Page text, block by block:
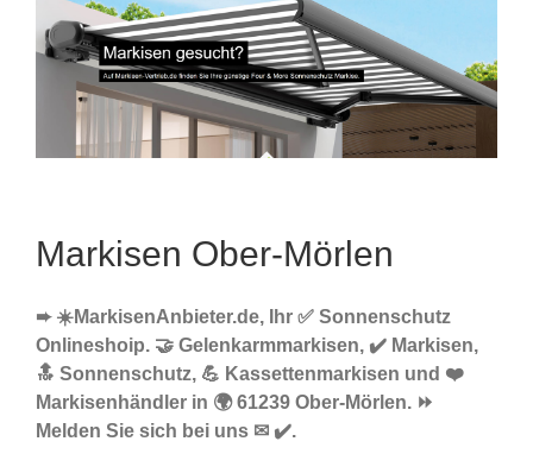
Markisen Ober-Mörlen
➨ ☀️MarkisenAnbieter.de, Ihr ✅ Sonnenschutz
Onlineshoip. 🤝 Gelenkarmmarkisen, ✔️ Markisen,
🔝 Sonnenschutz, 💪 Kassettenmarkisen und ❤️
Markisenhändler in 🌍 61239 Ober-Mörlen. ⏩
Melden Sie sich bei uns ✉ ✔️.